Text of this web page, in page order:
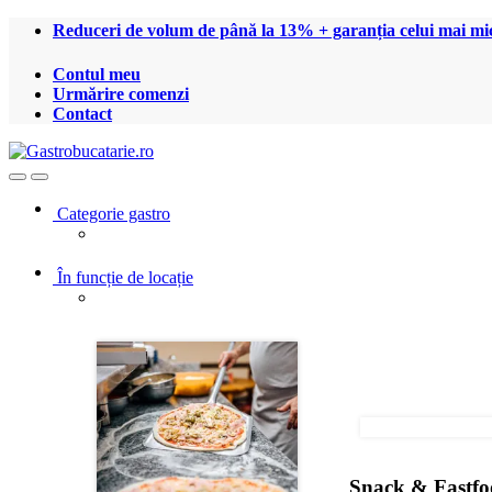
Treci
navigare
Treci
conținut
Reduceri de volum de până la 13% + garanția celui mai
Contul meu
Urmărire comenzi
Contact
OpenClose
Categorie gastro
În funcție de locație
Snack &